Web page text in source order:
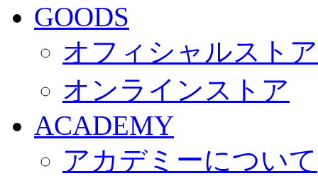
GOODS
オフィシャルスト
オンラインストア
ACADEMY
アカデミーについて